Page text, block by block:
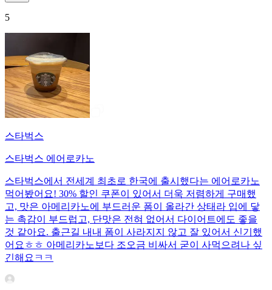
5
스타벅스
스타벅스 에어로카노
스타벅스에서 전세계 최초로 한국에 출시했다는 에어로카노
먹어봤어요! 30% 할인 쿠폰이 있어서 더욱 저렴하게 구매했
고, 맛은 아메리카노에 부드러운 폼이 올라간 상태라 입에 닿
는 촉감이 부드럽고, 단맛은 전혀 없어서 다이어트에도 좋을
것 같아요. 출근길 내내 폼이 사라지지 않고 잘 있어서 신기했
어요ㅎㅎ 아메리카노보다 조오금 비싸서 굳이 사먹으려나 싶
긴해요ㅋㅋ